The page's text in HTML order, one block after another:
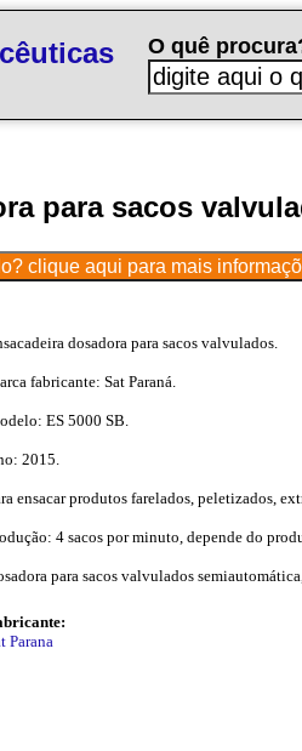
O quê
para sacos
dosadora para sacos valvulados.
fabricante: Sat Paraná.
ES 5000 SB.
2015.
ensacar produtos farelados, peletizados,
4 sacos por minuto, depende do
para sacos valvulados
Parana